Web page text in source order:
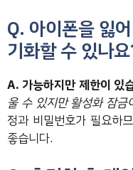
Q. 아이폰을 잃
기화할 수 있나
A. 가능하지만 제한이 있
울 수 있지만 활성화 잠
정과 비밀번호가 필요
좋습니다.